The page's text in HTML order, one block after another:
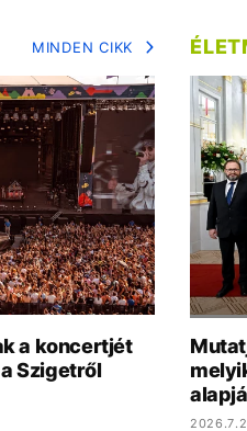
MINDEN CIKK
a koncertjét
Szigetről